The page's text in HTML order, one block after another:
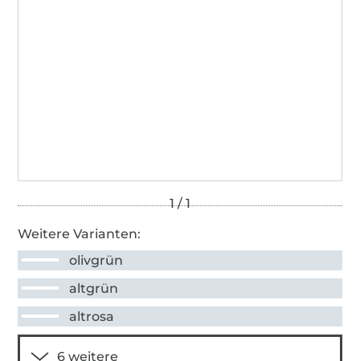
Weitere Varianten:
olivgrün
altgrün
altrosa